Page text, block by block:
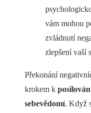
vám mohou
zvládnutí
zlepšení vaší
Překonání
krokem k
sebevědomí. Když